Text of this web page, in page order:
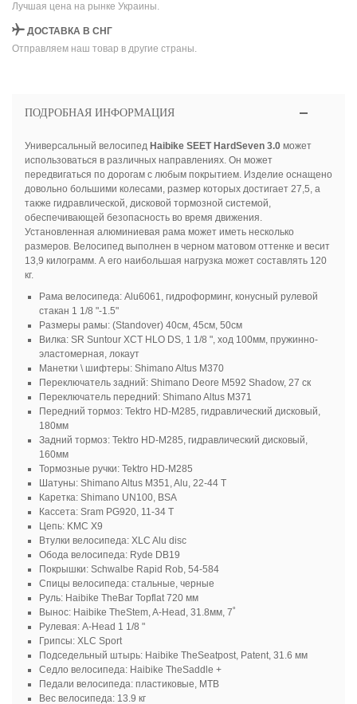
Лучшая цена на рынке Украины.
ДОСТАВКА В СНГ
Отправляем наш товар в другие страны.
ПОДРОБНАЯ ИНФОРМАЦИЯ
Универсальный велосипед Haibike SEET HardSeven 3.0может
использоваться в различных направлениях. Он может
передвигаться по дорогам с любым покрытием. Изделие оснащено
довольно большими колесами, размер которых достигает 27,5, а
также гидравлической, дисковой тормозной системой,
обеспечивающей безопасность во время движения.
Установленная алюминиевая рама может иметь несколько
размеров. Велосипед выполнен в черном матовом оттенке и весит
13,9 килограмм. А его наибольшая нагрузка может составлять 120
кг.
Рама велосипеда: Alu6061, гидроформинг, конусный рулевой
стакан 1 1/8 "-1.5"
Размеры рамы: (Standover) 40см, 45см, 50см
Вилка: SR Suntour XCT HLO DS, 1 1/8 ", ход 100мм, пружинно-
эластомерная, локаут
Манетки \ шифтеры: Shimano Altus M370
Переключатель задний: Shimano Deore M592 Shadow, 27 ск
Переключатель передний: Shimano Altus M371
Передний тормоз: Tektro HD-M285, гидравлический дисковый,
180мм
Задний тормоз: Tektro HD-M285, гидравлический дисковый,
160мм
Тормозные ручки: Tektro HD-M285
Шатуны: Shimano Altus M351, Alu, 22-44 Т
Каретка: Shimano UN100, BSA
Кассета: Sram PG920, 11-34 Т
Цепь: KMC X9
Втулки велосипеда: XLC Alu disc
Обода велосипеда: Ryde DB19
Покрышки: Schwalbe Rapid Rob, 54-584
Спицы велосипеда: стальные, черные
Руль: Haibike TheBar Topflat 720 мм
Вынос: Haibike TheStem, A-Head, 31.8мм, 7˚
Рулевая: A-Head 1 1/8 "
Грипсы: XLC Sport
Подседельный штырь: Haibike TheSeatpost, Patent, 31.6 мм
Седло велосипеда: Haibike TheSaddle +
Педали велосипеда: пластиковые, MTB
Вес велосипеда: 13.9 кг